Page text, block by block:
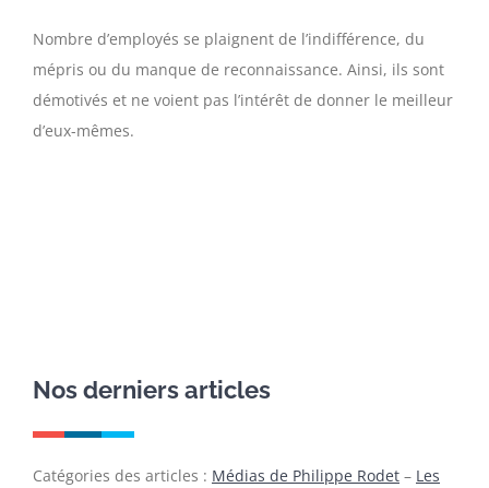
Nombre d’employés se plaignent de l’indifférence, du
mépris ou du manque de reconnaissance. Ainsi, ils sont
démotivés et ne voient pas l’intérêt de donner le meilleur
d’eux-mêmes.
Nos derniers articles
Catégories des articles : Médias de Philippe Rodet – Les